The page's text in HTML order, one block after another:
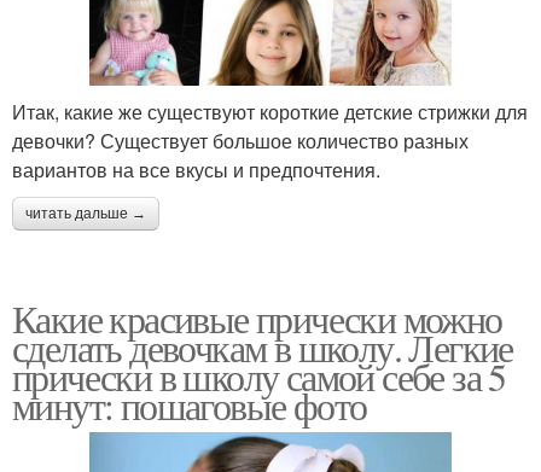
Итак, какие же существуют короткие детские стрижки для
девочки? Существует большое количество разных
вариантов на все вкусы и предпочтения.
читать дальше →
Какие красивые прически можно
сделать девочкам в школу. Легкие
прически в школу самой себе за 5
минут: пошаговые фото